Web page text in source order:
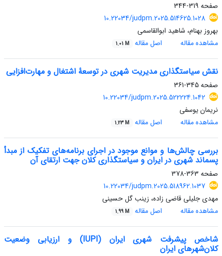
صفحه 319-344
10.22034/judpm.2025.514625.1028
بهروز بهنام، شاهید ابوالقاسمی
مشاهده مقاله
اصل مقاله 1.01 M
نقش‌ سیاستگذاری مدیریت شهری در توسعۀ اشتغال و مهارت‌افزایی
صفحه345-361
10.22034/judpm.2025.522224.1042
نریمان یوسفی
مشاهده مقاله
اصل مقاله 1.23 M
بررسی چالش‌ها و موانع موجود در اجرای برنامه‌های تفکیک از مبدأ
پسماند شهری در ایران و سیاست‏گذاری کلان جهت ارتقای آن
صفحه 363-378
10.22034/judpm.2025.518962.1037
مهدی جلیلی قاضی ‏زاده، زینب گل حسینی
مشاهده مقاله
اصل مقاله 1.99 M
شاخص پیشرفت شهری ایران (IUPI) و ارزیابی وضعیت
کلان‌شهرهای ایران